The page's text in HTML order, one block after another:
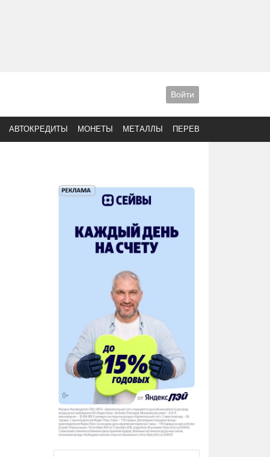
Войти
АВТОКРЕДИТЫ МОНЕТЫ МЕТАЛЛЫ ПЕРЕВОДЫ